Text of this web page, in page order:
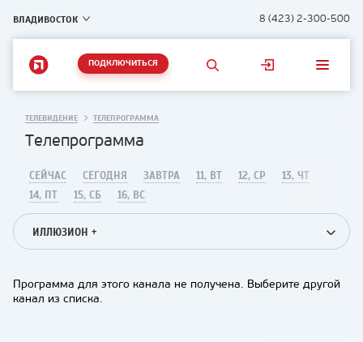
ВЛАДИВОСТОК 8 (423) 2-300-500
ПОДКЛЮЧИТЬСЯ
ТЕЛЕВИДЕНИЕ ТЕЛЕПРОГРАММА
Телепрограмма
СЕЙЧАС СЕГОДНЯ ЗАВТРА 11, ВТ 12, СР
13, ЧТ
14, ПТ
15, СБ 16, ВС
ИЛЛЮЗИОН +
Программа для этого канала не получена. Выберите другой
канал из списка.